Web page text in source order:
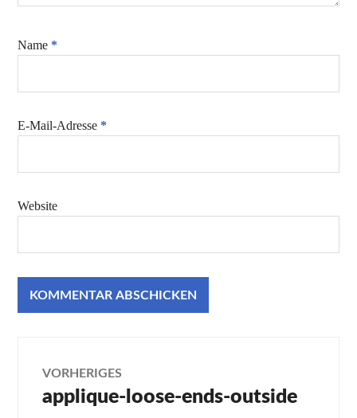
Name *
E-Mail-Adresse *
Website
VORHERIGES
Vorheriger
applique-loose-ends-outside